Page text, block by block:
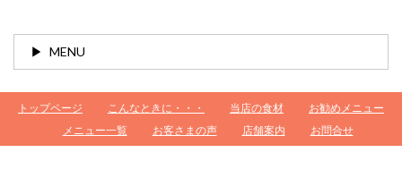
MENU
トップページ こんなときに・・・ 当店の食材
お勧めメニュー
メニュー一覧
お客さまの声 店舗案内 お問合せ